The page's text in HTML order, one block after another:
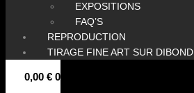
EXPOSITIONS
FAQ’S
REPRODUCTION
TIRAGE FINE ART SUR DIBOND
0,00 € 0